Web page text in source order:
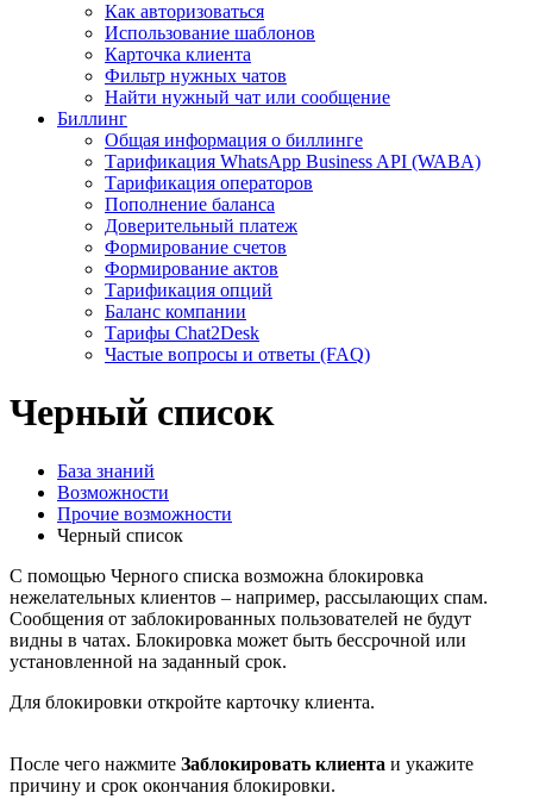
Как авторизоваться
Использование шаблонов
Карточка клиента
Фильтр нужных чатов
Найти нужный чат или сообщение
Биллинг
Общая информация о биллинге
Тарификация WhatsApp Business API (WABA)
Тарификация операторов
Пополнение баланса
Доверительный платеж
Формирование счетов
Формирование актов
Тарификация опций
Баланс компании
Тарифы Chat2Desk
Частые вопросы и ответы (FAQ)
Черный список
База знаний
Возможности
Прочие возможности
Черный список
С помощью Черного списка возможна блокировка
нежелательных клиентов – например, рассылающих спам.
Сообщения от заблокированных пользователей не будут
видны в чатах. Блокировка может быть бессрочной или
установленной на заданный срок.
Для блокировки откройте карточку клиента.
После чего нажмите Заблокировать клиента и укажите
причину и срок окончания блокировки.